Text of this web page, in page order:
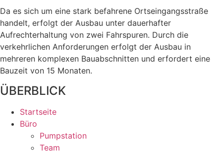
Da es sich um eine stark befahrene Ortseingangsstraße
handelt, erfolgt der Ausbau unter dauerhafter
Aufrechterhaltung von zwei Fahrspuren. Durch die
verkehrlichen Anforderungen erfolgt der Ausbau in
mehreren komplexen Bauabschnitten und erfordert eine
Bauzeit von 15 Monaten.
ÜBERBLICK
Startseite
Büro
Pumpstation
Team